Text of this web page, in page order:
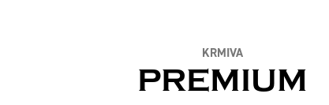
KRMIVA
PREMIUM